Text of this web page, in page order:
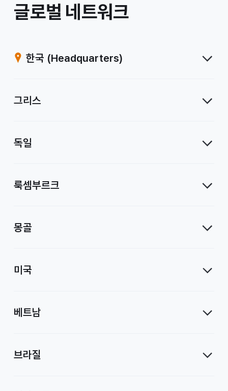
글로벌 네트워크
한국 (Headquarters)
그리스
독일
룩셈부르크
몽골
미국
베트남
브라질